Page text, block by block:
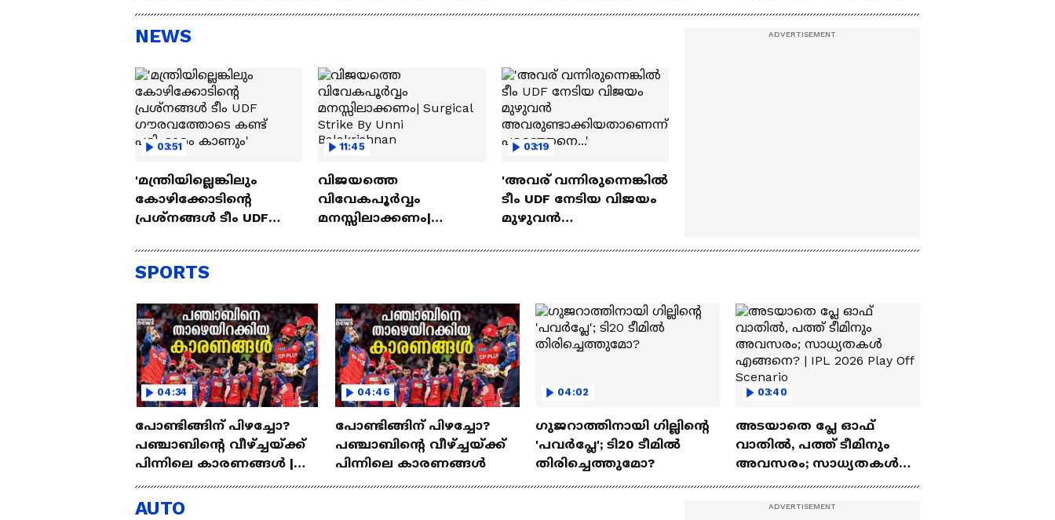
NEWS
03:51
'മന്ത്രിയില്ലെങ്കിലും
കോഴിക്കോടിന്റെ
പ്രശ്നങ്ങൾ ടീം UDF
പരിഹാരം കാണും'
11:45
വിജയത്തെ
വിവേകപൂർവ്വം
മനസ്സിലാക്കണം|
Balakrishnan
03:19
'അവര് വന്നിരുന്നെങ്കിൽ
ടീം UDF നേടിയ വിജയം
മുഴുവൻ
ണെന്ന് പറഞ്ഞേനെ...'
SPORTS
04:34
പോണ്ടിങ്ങിന് പിഴച്ചോ?
പഞ്ചാബിന്റെ വീഴ്‌ച്ചയ്ക്ക്
പിന്നിലെ കാരണങ്ങള്‍ |
Punjab Kings | IPL 2026
04:46
പോണ്ടിങ്ങിന് പിഴച്ചോ?
പഞ്ചാബിന്റെ വീഴ്‌ച്ചയ്ക്ക്
പിന്നിലെ കാരണങ്ങള്‍
04:02
ഗുജറാത്തിനായി ഗില്ലിന്റെ
'പവര്‍പ്ലേ'; ടി20 ടീമില്‍
തിരിച്ചെത്തുമോ?
03:40
അടയാതെ പ്ലേ ഓഫ്
വാതില്‍, പത്ത് ടീമിനും
അവസരം; സാധ്യതകള്‍
എങ്ങനെ? | IPL 2026 Play
Off Scenario
AUTO